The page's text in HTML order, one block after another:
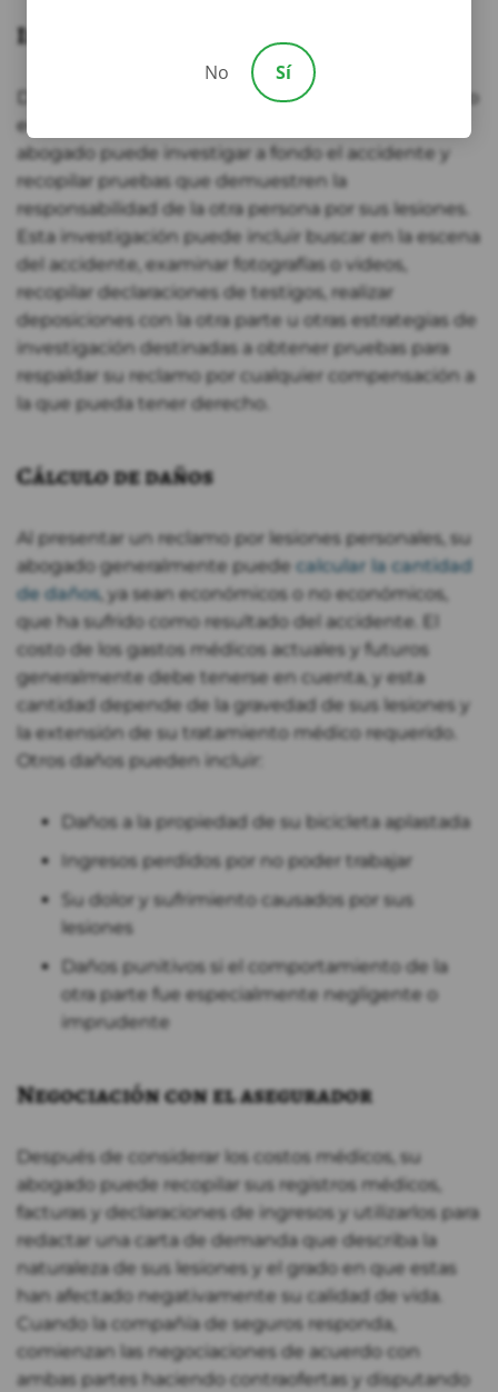
Investigación
Después de contratar a un abogado experimentado
en accidentes de bicicleta de Nuevo México, su
abogado puede investigar a fondo el accidente y
recopilar pruebas que demuestren la
responsabilidad de la otra persona por sus lesiones.
Esta investigación puede incluir buscar en la escena
del accidente, examinar fotografías o videos,
recopilar declaraciones de testigos, realizar
deposiciones con la otra parte u otras estrategias de
investigación destinadas a obtener pruebas para
respaldar su reclamo por cualquier compensación a
la que pueda tener derecho.
Cálculo de daños
Al presentar un reclamo por lesiones personales, su
abogado generalmente puede calcular la cantidad
de daños, ya sean económicos o no económicos,
que ha sufrido como resultado del accidente. El
costo de los gastos médicos actuales y futuros
generalmente debe tenerse en cuenta, y esta
cantidad depende de la gravedad de sus lesiones y
la extensión de su tratamiento médico requerido.
Otros daños pueden incluir:
Daños a la propiedad de su bicicleta aplastada
Ingresos perdidos por no poder trabajar
Su dolor y sufrimiento causados ​​por sus
lesiones
Daños punitivos si el comportamiento de la
otra parte fue especialmente negligente o
imprudente
Negociación con el asegurador
Después de considerar los costos médicos, su
abogado puede recopilar sus registros médicos,
facturas y declaraciones de ingresos y utilizarlos para
redactar una carta de demanda que describa la
naturaleza de sus lesiones y el grado en que estas
han afectado negativamente su calidad de vida.
Cuando la compañía de seguros responda,
comienzan las negociaciones de acuerdo con
ambas partes haciendo contraofertas y disputando
No Sí